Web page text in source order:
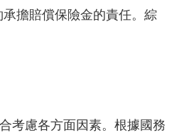
擔賠償保險金的責任。綜
考慮各方面因素。根據國務